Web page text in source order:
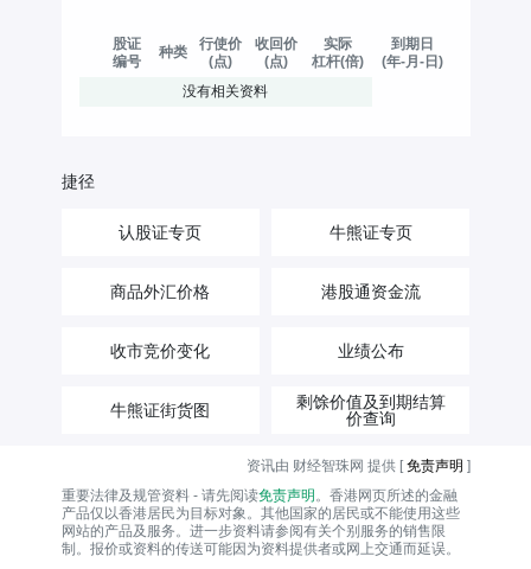
股证
编号
种类
行使价
(点)
收回价
(点)
实际
杠杆(倍)
到期日
(年-月-日)
没有相关资料
捷径
认股证专页 牛熊证专页
商品外汇价格 港股通资金流
收市竞价变化 业绩公布
牛熊证街货图
剩馀价值及到期结算
价查询
资讯由 财经智珠网 提供 [免责声明 ]
重要法律及规管资料 - 请先阅读免责声明 。香港网页所述的金融
产品仅以香港居民为目标对象。其他国家的居民或不能使用这些
网站的产品及服务。进一步资料请参阅有关个别服务的销售限
制。报价或资料的传送可能因为资料提供者或网上交通而延误。